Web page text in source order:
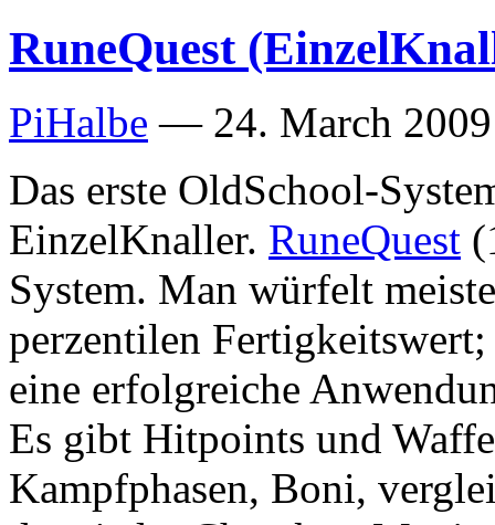
RuneQuest
PiHalbe — 24. March
Das erste OldSchool-
EinzelKnaller. RuneQuest
System. Man würfelt
perzentilen
eine erfolgreiche
Es gibt Hitpoints und
Kampfphasen, Boni,